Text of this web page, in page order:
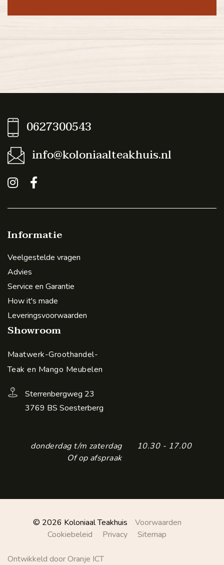
0627300543
info@koloniaalteakhuis.nl
Informatie
Veelgestelde vragen
Advies
Service en Garantie
How it's made
Leveringsvoorwaarden
Showroom
Maatwerk-Groothandel-
Teak en Mango Meubelen
Sterrenbergweg 23
3769 BS Soesterberg
donderdag t/m zaterdag
10.30 - 17.00
Of op afspraak
© 2026 Koloniaal Teakhuis
Voorwaarden
Cookiebeleid
Privacy Sitemap
Ontwikkeld door Oranje ICT